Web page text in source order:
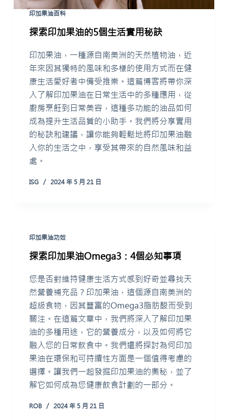
印加果油百科
探索印加果油的5個生活實用秘訣
印加果油，一種源自南美洲的天然植物油，近
年來因其獨特的風味和多樣的使用方式而在健
康生活愛好者中備受推崇。這篇博客將帶你深
入了解印加果油在日常生活中的多種應用，從
廚房烹飪到日常美容，這種多功能的油品如何
成為提升生活品質的小助手。我們將分享實用
的秘訣和建議，讓你能夠輕鬆地將印加果油融
入你的生活之中，享受其帶來的自然風味和益
處。
ISG 2024 年 5 月 21 日
印加果油功效
探索印加果油Omega3：4個必知事項
您是否對維持健康生活方式感到好奇並尋找天
然營養補充品？印加果油，這個源自南美洲的
超級食物，因其豐富的Omega3脂肪酸而受到
關注。在這篇文章中，我們將深入了解印加果
油的多種用途，它的營養成分，以及如何將它
融入您的日常飲食中。我們還將探討為何印加
果油在環保和可持續性方面是一個值得考慮的
選擇。讓我們一起發掘印加果油的奧秘，並了
解它如何成為您健康飲食計劃的一部分。
ROB 2024 年 5 月 21 日